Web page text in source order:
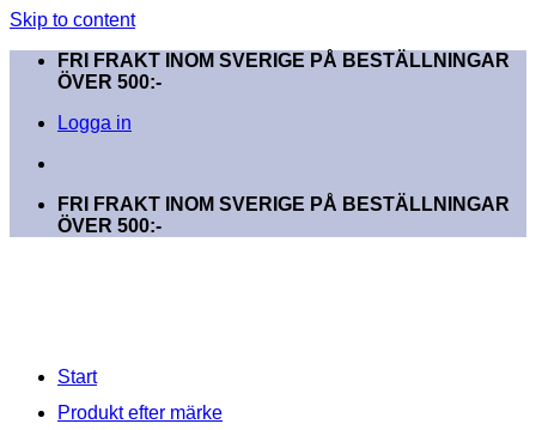
Skip to content
FRI FRAKT INOM SVERIGE PÅ BESTÄLLNINGAR
ÖVER 500:-
Logga in
FRI FRAKT INOM SVERIGE PÅ BESTÄLLNINGAR
ÖVER 500:-
Start
Produkt efter märke